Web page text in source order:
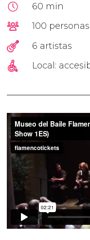
60 min
100 personas
6 artistas
Local: